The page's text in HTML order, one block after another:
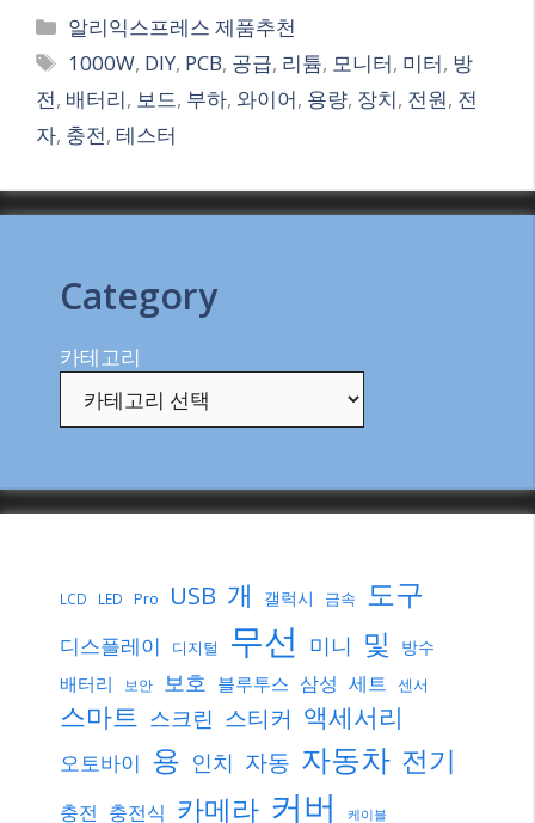
Categories
알리익스프레스 제품추천
Tags
1000W, DIY, PCB, 공급, 리튬, 모니터, 미터, 방
전, 배터리, 보드, 부하, 와이어, 용량, 장치, 전원, 전
자, 충전, 테스터
Category
카테고리
LCD LED Pro USB 개 갤럭시 금속 도구
디스플레이 디지털 무선 미니 및 방수
배터리 보안 보호 블루투스 삼성 세트 센서
스마트 스크린 스티커 액세서리
오토바이 용 인치 자동 자동차 전기
충전 충전식 카메라 커버 케이블